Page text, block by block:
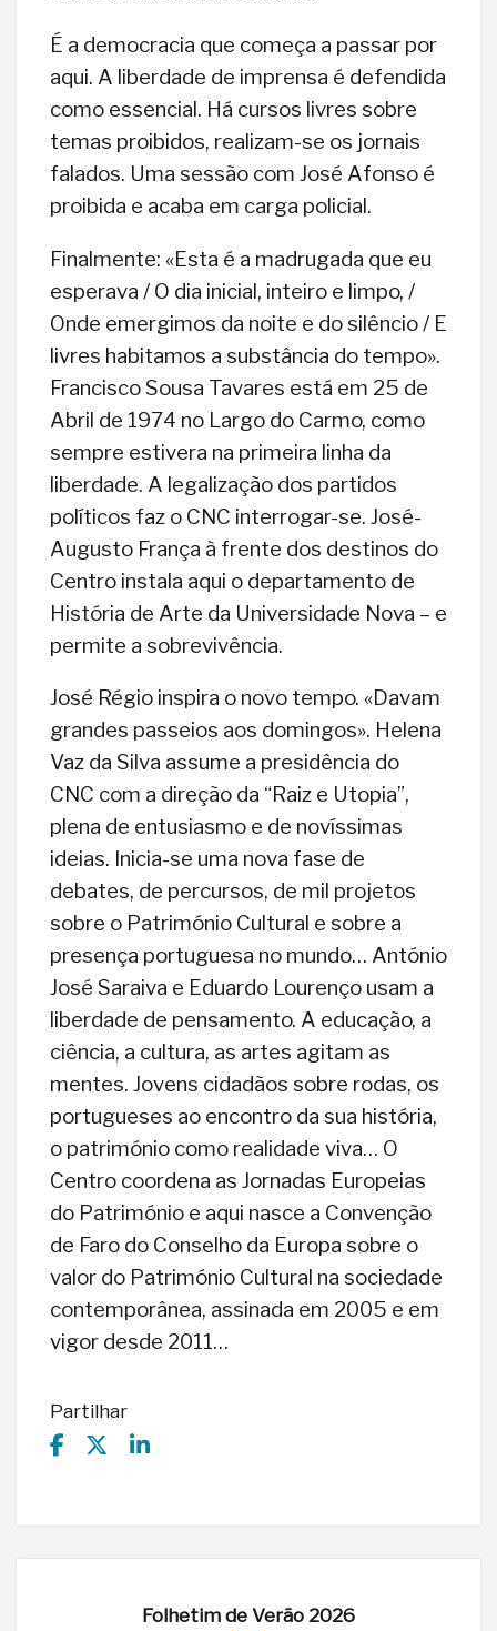
É a democracia que começa a passar por
aqui. A liberdade de imprensa é defendida
como essencial. Há cursos livres sobre
temas proibidos, realizam-se os jornais
falados. Uma sessão com José Afonso é
proibida e acaba em carga policial.
Finalmente: «Esta é a madrugada que eu
esperava / O dia inicial, inteiro e limpo, /
Onde emergimos da noite e do silêncio / E
livres habitamos a substância do tempo».
Francisco Sousa Tavares está em 25 de
Abril de 1974 no Largo do Carmo, como
sempre estivera na primeira linha da
liberdade. A legalização dos partidos
políticos faz o CNC interrogar-se. José-
Augusto França à frente dos destinos do
Centro instala aqui o departamento de
História de Arte da Universidade Nova – e
permite a sobrevivência.
José Régio inspira o novo tempo. «Davam
grandes passeios aos domingos». Helena
Vaz da Silva assume a presidência do
CNC com a direção da “Raiz e Utopia”,
plena de entusiasmo e de novíssimas
ideias. Inicia-se uma nova fase de
debates, de percursos, de mil projetos
sobre o Património Cultural e sobre a
presença portuguesa no mundo… António
José Saraiva e Eduardo Lourenço usam a
liberdade de pensamento. A educação, a
ciência, a cultura, as artes agitam as
mentes. Jovens cidadãos sobre rodas, os
portugueses ao encontro da sua história,
o património como realidade viva… O
Centro coordena as Jornadas Europeias
do Património e aqui nasce a Convenção
de Faro do Conselho da Europa sobre o
valor do Património Cultural na sociedade
contemporânea, assinada em 2005 e em
vigor desde 2011…
Partilhar
Folhetim de Verão 2026